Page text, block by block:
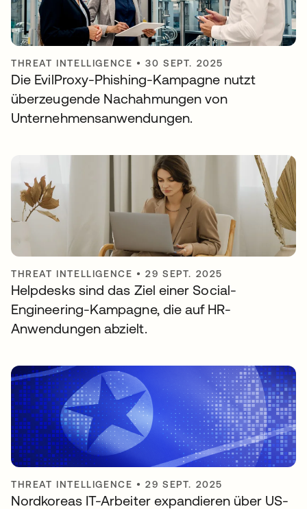
THREAT INTELLIGENCE •30 SEPT. 2025
Die EvilProxy-Phishing-Kampagne nutzt
überzeugende Nachahmungen von
Unternehmensanwendungen.
THREAT INTELLIGENCE •29 SEPT. 2025
Helpdesks sind das Ziel einer Social-
Engineering-Kampagne, die auf HR-
Anwendungen abzielt.
THREAT INTELLIGENCE •29 SEPT. 2025
Nordkoreas IT-Arbeiter expandieren über US-